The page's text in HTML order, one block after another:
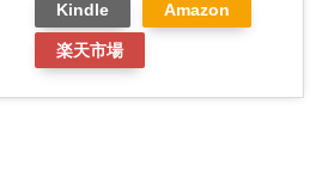
Kindle Amazon
楽天市場